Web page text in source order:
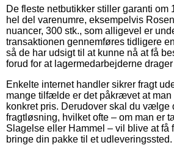
De fleste netbutikker stiller garanti om
hel del varenumre, eksempelvis
nuancer, 300 stk., som alligevel er
transaktionen gennemføres tidligere
så de har udsigt til at kunne nå at få
forud for at lagermedarbejderne
Enkelte internet handler sikrer fragt
mange tilfælde er det påkrævet at man
konkret pris. Derudover skal du vælge
fragtløsning, hvilket ofte – om man er
Slagelse eller Hammel – vil blive at få
bringe din pakke til et udleveringssted.